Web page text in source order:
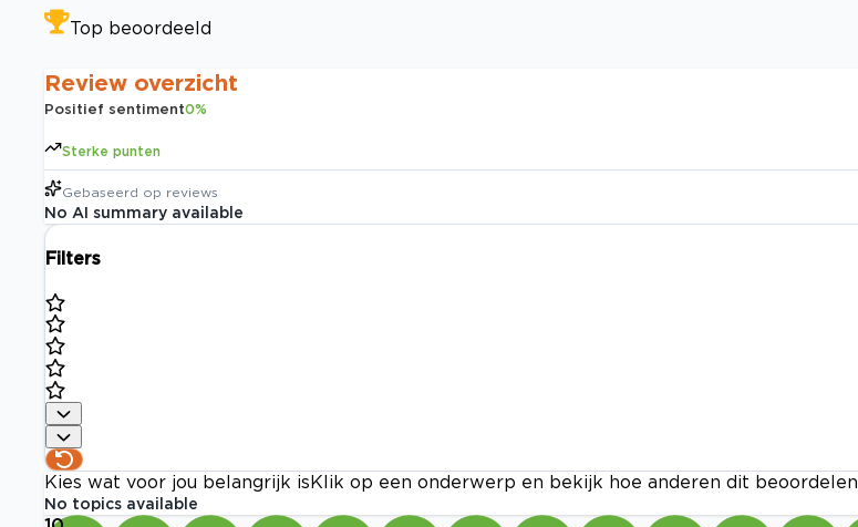
Top beoordeeld
Review overzicht
Positief sentiment0%
Sterke punten
Gebaseerd op reviews
No AI summary available
Filters
Kies wat voor jou belangrijk is Klik op een onderwerp en bekijk hoe anderen dit beoordelen
No topics available